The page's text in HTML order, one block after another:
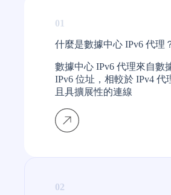
01
什麼是數據中心 IPv6 代理
數據中心 IPv6 代理來自數
IPv6 位址，相較於 IPv4 代
且具擴展性的連線
02